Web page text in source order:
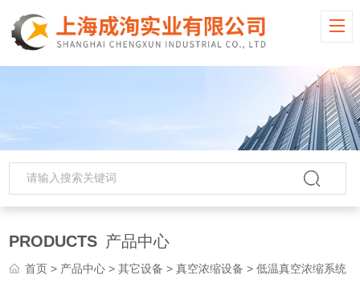
PRODUCTS 产品中心
首页 > 产品中心 >其它设备 >真空浓缩设备 > 低温真空浓缩系统 强制外循环浓缩锅